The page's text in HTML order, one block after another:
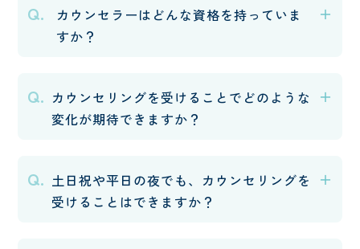
Q.
カウンセラーはどんな資格を持っていま
すか？
Q. カウンセリングを受けることでどのような
変化が期待できますか？
Q. 土日祝や平日の夜でも、カウンセリングを
受けることはできますか？